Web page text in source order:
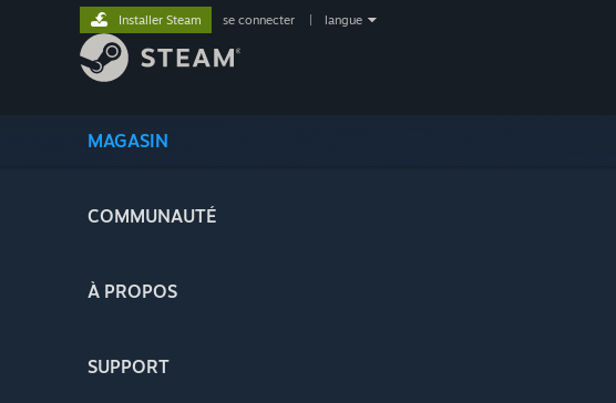
MAGASIN
COMMUNAUTÉ
À PROPOS
SUPPORT
Installer Steam se connecter langue